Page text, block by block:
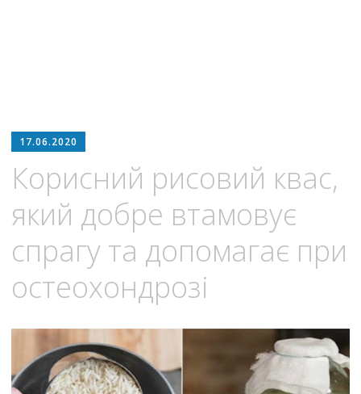
17.06.2020
Корисний рисовий квас,
який добре втамовує
спрагу та допомагає при
остеохондрозі